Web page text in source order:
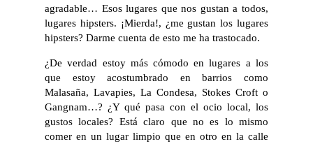
agradable… Esos lugares que nos gustan a todos,
lugares hipsters. ¡Mierda!, ¿me gustan los lugares
hipsters? Darme cuenta de esto me ha trastocado.
¿De verdad estoy más cómodo en lugares a los
que estoy acostumbrado en barrios como
Malasaña, Lavapies, La Condesa, Stokes Croft o
Gangnam…? ¿Y qué pasa con el ocio local, los
gustos locales? Está claro que no es lo mismo
comer en un lugar limpio que en otro en la calle